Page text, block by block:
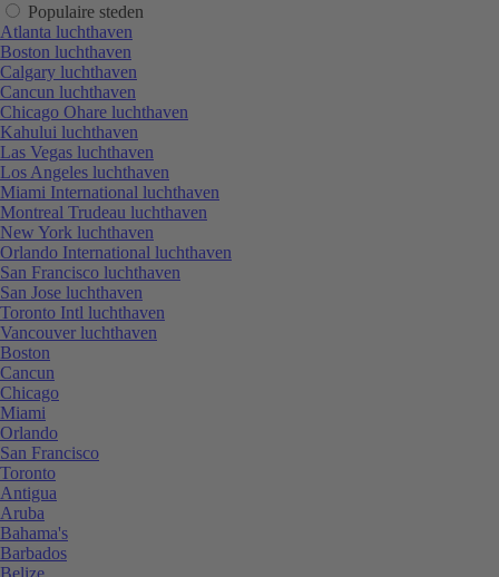
Populaire steden
Atlanta luchthaven
Boston luchthaven
Calgary luchthaven
Cancun luchthaven
Chicago Ohare luchthaven
Kahului luchthaven
Las Vegas luchthaven
Los Angeles luchthaven
Miami International luchthaven
Montreal Trudeau luchthaven
New York luchthaven
Orlando International luchthaven
San Francisco luchthaven
San Jose luchthaven
Toronto Intl luchthaven
Vancouver luchthaven
Boston
Cancun
Chicago
Miami
Orlando
San Francisco
Toronto
Antigua
Aruba
Bahama's
Barbados
Belize